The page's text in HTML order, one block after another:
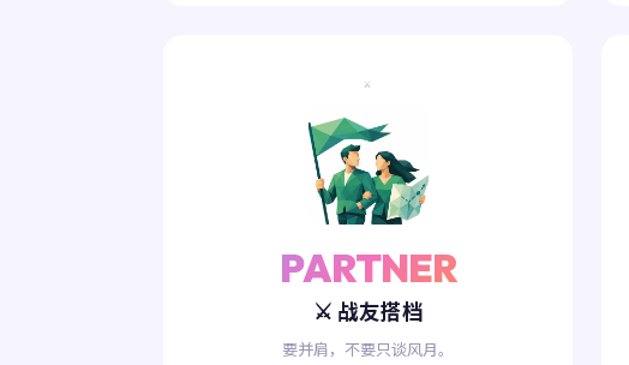
⚔️
PARTNER
⚔️ 战友搭档
要并肩，不要只谈风月。